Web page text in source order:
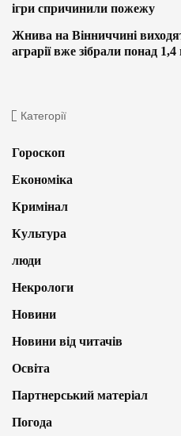
ігри спричинили пожежу
Жнива на Вінниччині
аграрії вже зібрали понад
Категорії
Гороскоп
Економіка
Кримінал
Культура
люди
Некрологи
Новини
Новини від читачів
Освіта
Партнерський матеріал
Погода